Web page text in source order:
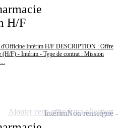
H/F
d'Officine Intérim H/F DESCRIPTION : Offre
(H/F) - Intérim - Type de contrat : Mission
IntérimNon renseigné
Ajouter cette offre à ma sélection